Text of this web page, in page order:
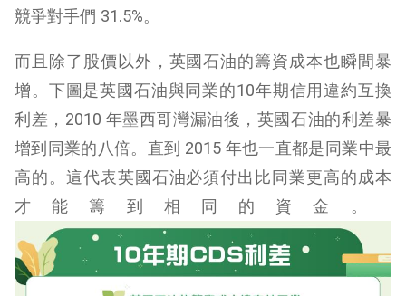
競爭對手們 31.5%。
而且除了股價以外，英國石油的籌資成本也瞬間暴
增。下圖是英國石油與同業的10年期信用違約互換
利差，2010 年墨西哥灣漏油後，英國石油的利差暴
增到同業的八倍。直到 2015 年也一直都是同業中最
高的。這代表英國石油必須付出比同業更高的成本
才能籌到相同的資金。